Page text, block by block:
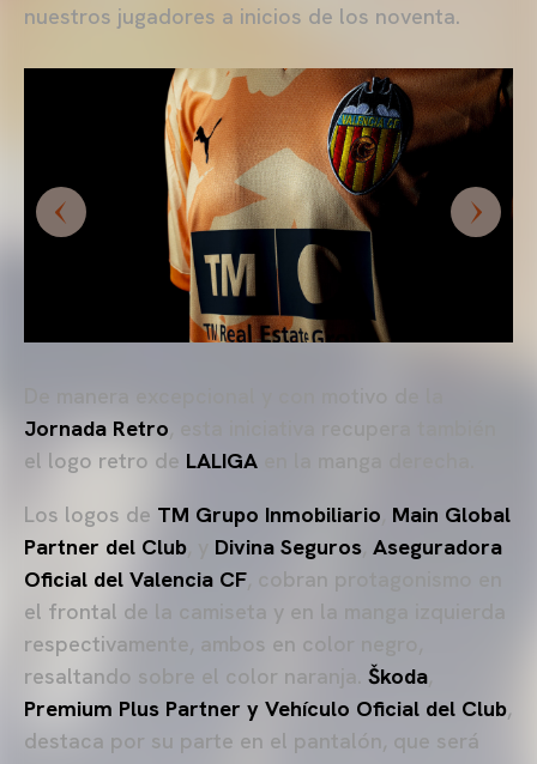
nuestros jugadores a inicios de los noventa.
Jornada Retro
el logo retro de LALIGA
Los logos de TM Grupo Inmobiliario Main Global
Partner del Club
Divina Seguros Aseguradora
Oficial del Valencia CF , cobran protagonismo en
el frontal de la camiseta y en la manga izquierda
respectivamente, ambos en color negro,
resaltando sobre el color naranja. Škoda
Premium Plus Partner y Vehículo Oficial del Club,
destaca por su parte en el pantalón, que será